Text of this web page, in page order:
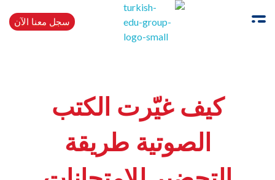
سجل معنا الآن
كيف غيّرت الكتب
الصوتية طريقة